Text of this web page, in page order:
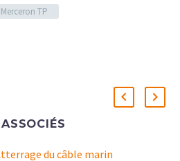
Merceron TP
du câble marin